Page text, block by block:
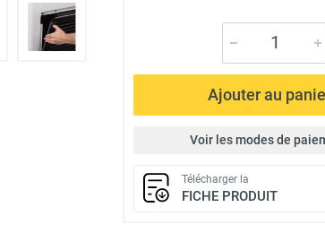
Ajouter au
Voir les modes de
Télécharger la
FICHE PRODUIT